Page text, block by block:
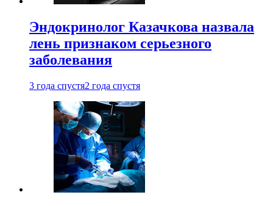
Эндокринолог Казачкова назвала
лень признаком серьезного
заболевания
3 года спустя2 года спустя